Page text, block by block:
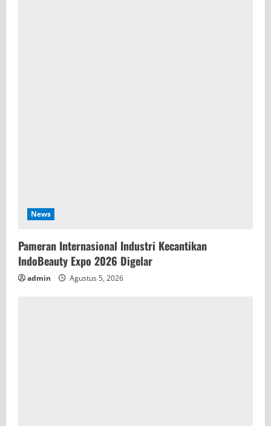
News
Pameran Internasional Industri Kecantikan
IndoBeauty Expo 2026 Digelar
admin Agustus 5, 2026